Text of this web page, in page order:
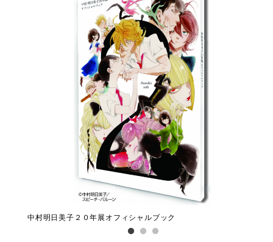
中村明日美子２０年展オフィシャルブック